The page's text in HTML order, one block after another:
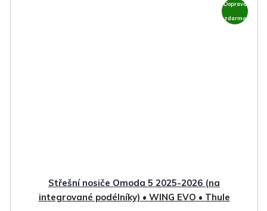
Doprava
zdarma
Střešní nosiče Omoda 5 2025-2026 (na
integrované podélníky) • WING EVO • Thule